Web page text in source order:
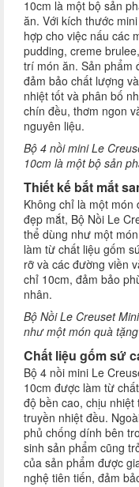
10cm là một bộ sản
ăn. Với kích thước
hợp cho việc nấu các
pudding, creme
trí món ăn. Sản phẩm
đảm bảo chất lượng
nhiệt tốt và phân bố
chín đều, thơm ngon
nguyên liệu.
Bộ 4 nồi mini Le
10cm là một bộ sản
Thiết kế bắt mắt
Không chỉ là một
đẹp mắt, Bộ Nồi Le
thể dùng như một
làm từ chất liệu gốm
rỡ và các đường viền
chỉ 10cm, đảm bảo
nhân.
Bộ Nồi Le Creuset
như một món quà
Chất liệu gốm sứ
Bộ 4 nồi mini Le
10cm được làm từ
độ bền cao, chịu
truyền nhiệt đều.
phủ chống dính bên
sinh sản phẩm cũng
của sản phẩm được
nghệ tiên tiến, đảm